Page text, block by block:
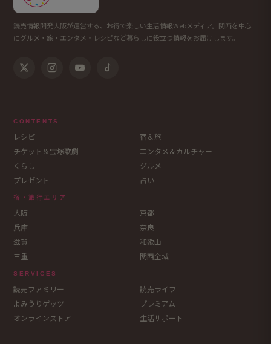
読売情報開発大阪が運営する、お得で楽しい生活情報Webメディア。関西を中心
にグルメ・旅・エンタメ・レシピなど暮らしに役立つ情報をお届けします。
CONTENTS
レシピ
宿＆旅
チケット＆宝塚歌劇
エンタメ＆カルチャー
くらし
グルメ
プレゼント
占い
宿・旅行エリア
大阪
京都
兵庫
奈良
滋賀
和歌山
三重
関西全域
SERVICES
読売ファミリー
読売ライフ
よみうりゲッツ
プレミアム
オンラインストア
生活サポート